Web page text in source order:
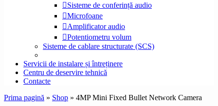
Sisteme de conferință audio
Microfoane
Amplificator audio
Potentiometru volum
Sisteme de cablare structurate (SCS)
Servicii de instalare și întreținere
Centru de deservire tehnică
Contacte
Prima pagină » Shop » 4MP Mini Fixed Bullet Network Camera